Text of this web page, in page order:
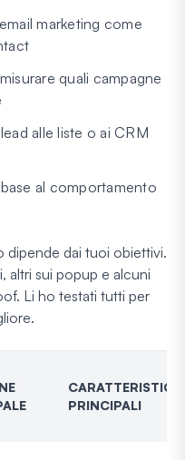
marketing come
quali campagne
alle liste o ai CRM
al comportamento
dipende dai tuoi obiettivi.
altri sui popup e alcuni
Li ho testati tutti per
PRINCIPALI